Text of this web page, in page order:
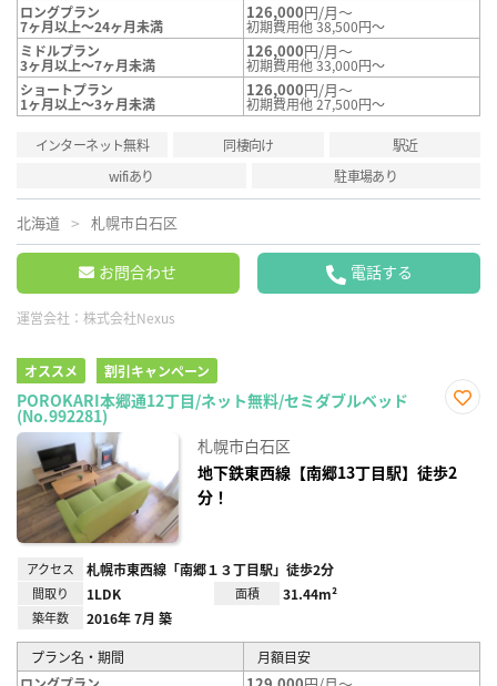
ロングプラン
7ヶ月以上～24ヶ月未満
126,000円/月～
初期費用他 38,500円～
ミドルプラン
3ヶ月以上～7ヶ月未満
126,000円/月～
初期費用他 33,000円～
ショートプラン
1ヶ月以上～3ヶ月未満
126,000円/月～
初期費用他 27,500円～
インターネット無料 同棲向け
駅近
wifiあり
駐車場あり
北海道 札幌市白石区
お問合わせ 電話する
運営会社： 株式会社Nexus
オススメ 割引キャンペーン
POROKARI本郷通12丁目/ネット無料/セミダブルベッド
(No.992281)
録
札幌市白石区
地下鉄東西線【南郷13丁目駅】徒歩2
分！
アクセス 札幌市東西線「南郷１３丁目駅」徒歩2分
間取り 1LDK 面積 31.44m²
築年数 2016年 7月 築
プラン名・期間
月額目安